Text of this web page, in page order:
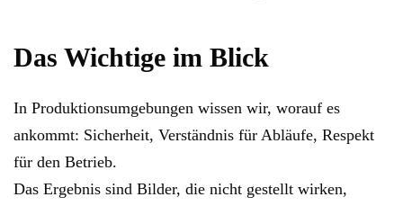
Das Wichtige im Blick
In Produktionsumgebungen wissen wir, worauf es
ankommt: Sicherheit, Verständnis für Abläufe, Respekt
für den Betrieb.
Das Ergebnis sind Bilder, die nicht gestellt wirken,